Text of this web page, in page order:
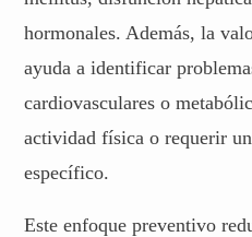
hormonales. Además, la
ayuda a identificar
cardiovasculares o
actividad física o requerir
específico.
Este enfoque preventivo